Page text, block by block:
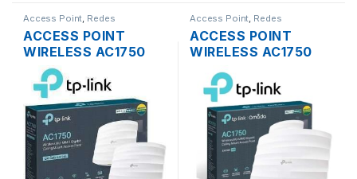
Access Point, Redes
ACCESS POINT
WIRELESS AC1750
TP-LINK EAP245
DUAL BAND
1750MBPS GIGABIT
SOPORTA POE
MONTAJE EN TECHO
Access Point, Redes
ACCESS POINT
WIRELESS AC1750
TP-LINK EAP265
DUAL BAND
1750MBPS GIGABIT
SOPORTA POE
MONTAJE EN TECHO